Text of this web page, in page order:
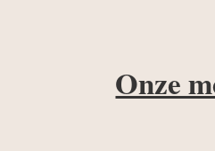
Onze